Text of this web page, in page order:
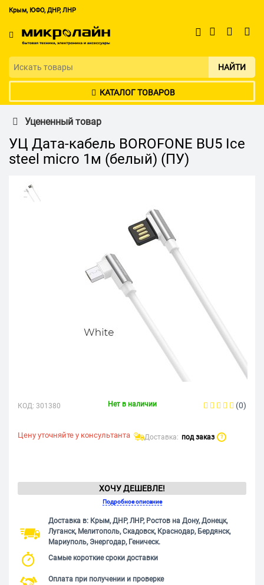
Крым, ЮФО, ДНР, ЛНР
НАЙТИ
КАТАЛОГ ТОВАРОВ
Уцененный товар
УЦ Дата-кабель BOROFONE BU5 Ice
steel micro 1м (белый) (ПУ)
КОД: 301380 Нет в наличии (0)
Цену уточняйте у консультанта Доставка: под заказ ?
ХОЧУ ДЕШЕВЛЕ!
Подробное описание
Доставка в: Крым, ДНР, ЛНР, Ростов на Дону, Донецк,
Луганск, Мелитополь, Скадовск, Краснодар, Бердянск,
Мариуполь, Энергодар, Геническ.
Самые короткие сроки доставки
Оплата при получении и проверке